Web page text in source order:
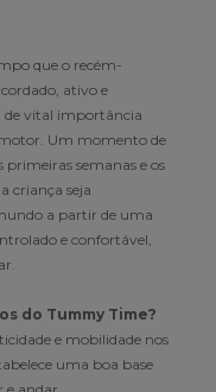
que o recém-
ativo e
de vital importância
Um momento de
primeiras semanas e os
criança seja
a partir de uma
e confortável,
do Tummy Time?
e mobilidade nos
uma boa base